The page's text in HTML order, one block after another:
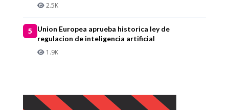
2.5K
5
Union Europea aprueba historica ley de
regulacion de inteligencia artificial
1.9K